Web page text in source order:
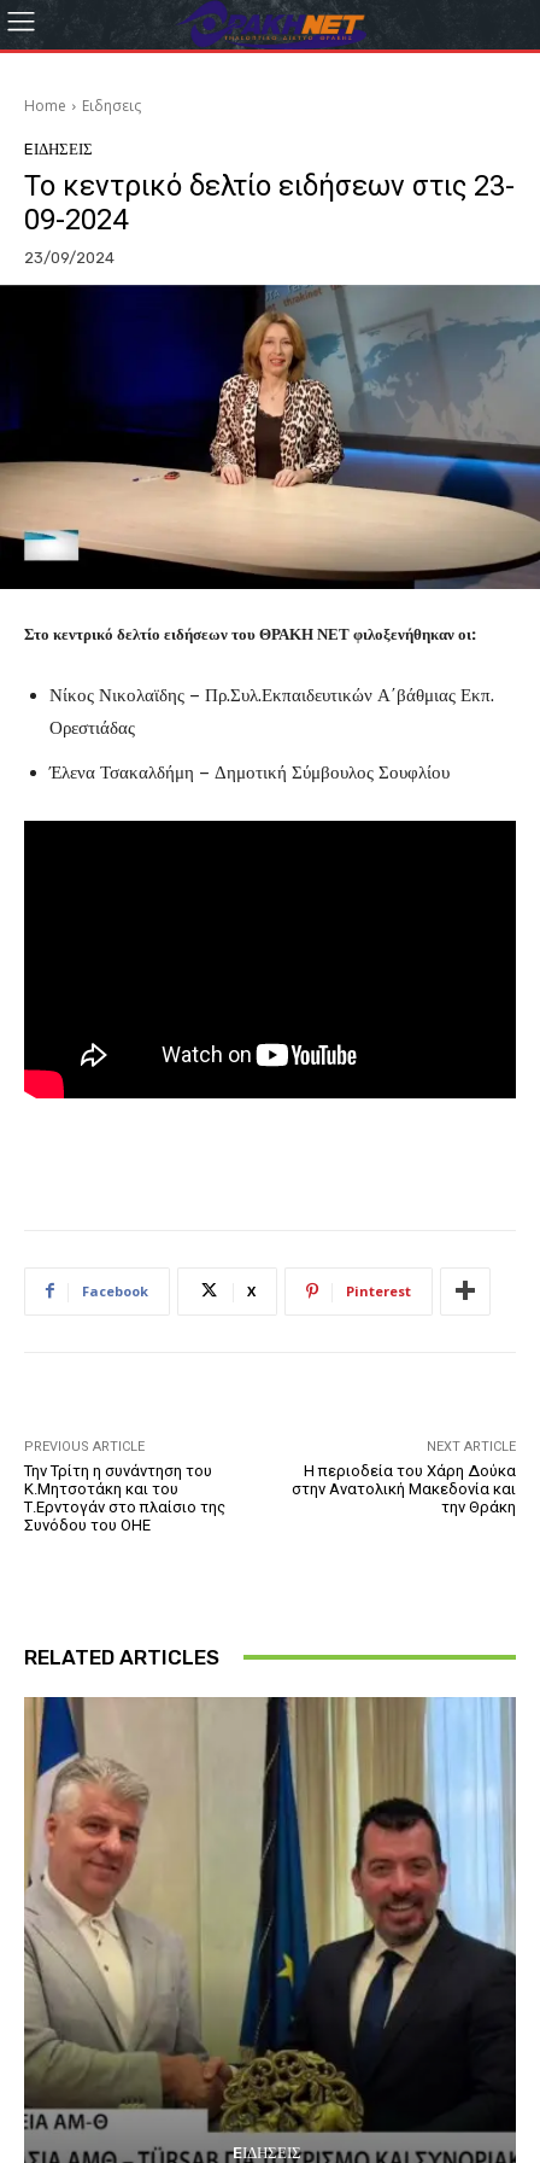
Home Eιδησεις
EΙΔΗΣΕΙΣ
Το κεντρικό δελτίο ειδήσεων στις 23-
09-2024
23/09/2024
Στο κεντρικό δελτίο ειδήσεων του ΘΡΑΚΗ ΝΕΤ φιλοξενήθηκαν οι:
Νίκος Νικολαϊδης – Πρ.Συλ.Εκπαιδευτικών Α΄βάθμιας Εκπ.
Ορεστιάδας
Έλενα Τσακαλδήμη – Δημοτική Σύμβουλος Σουφλίου
Facebook X Pinterest
PREVIOUS ARTICLE
Την Τρίτη η συνάντηση του
Κ.Μητσοτάκη και του
Τ.Ερντογάν στο πλαίσιο της
Συνόδου του ΟΗΕ
NEXT ARTICLE
Η περιοδεία του Χάρη Δούκα
στην Ανατολική Μακεδονία και
την Θράκη
RELATED ARTICLES
EΙΔΗΣΕΙΣ